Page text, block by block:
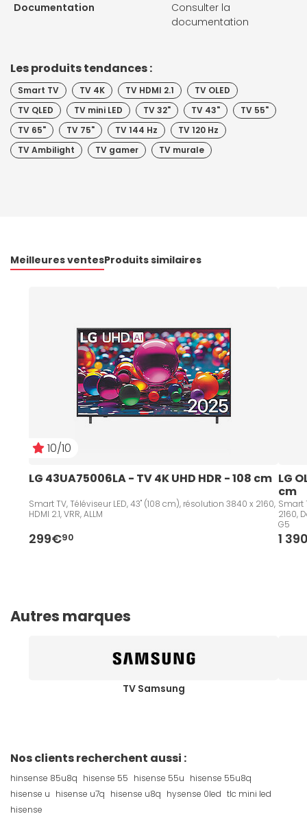
Documentation
Consulter la
documentation
Les produits tendances :
Smart TV TV 4K TV HDMI 2.1
TV OLED
TV QLED
TV mini LED TV 32" TV 43"
TV 55"
TV 65"
TV 75" TV 144 Hz
TV 120 Hz
TV Ambilight
TV gamer TV murale
Meilleures ventesProduits similaires
10/10
LG 43UA75006LA - TV 4K UHD HDR - 108 cm
Smart TV, Téléviseur LED, 43" (108 cm), résolution 3840 x 2160,
HDMI 2.1, VRR, ALLM
299€90
LG
cm
Smart
2160,
G5
1
Autres marques
TV Samsung
Nos clients recherchent aussi :
hinsense 85u8q hisense 55 hisense 55u hisense 55u8q
hisense u hisense u7q hisense u8q hysense 0led tlc mini led
hisense